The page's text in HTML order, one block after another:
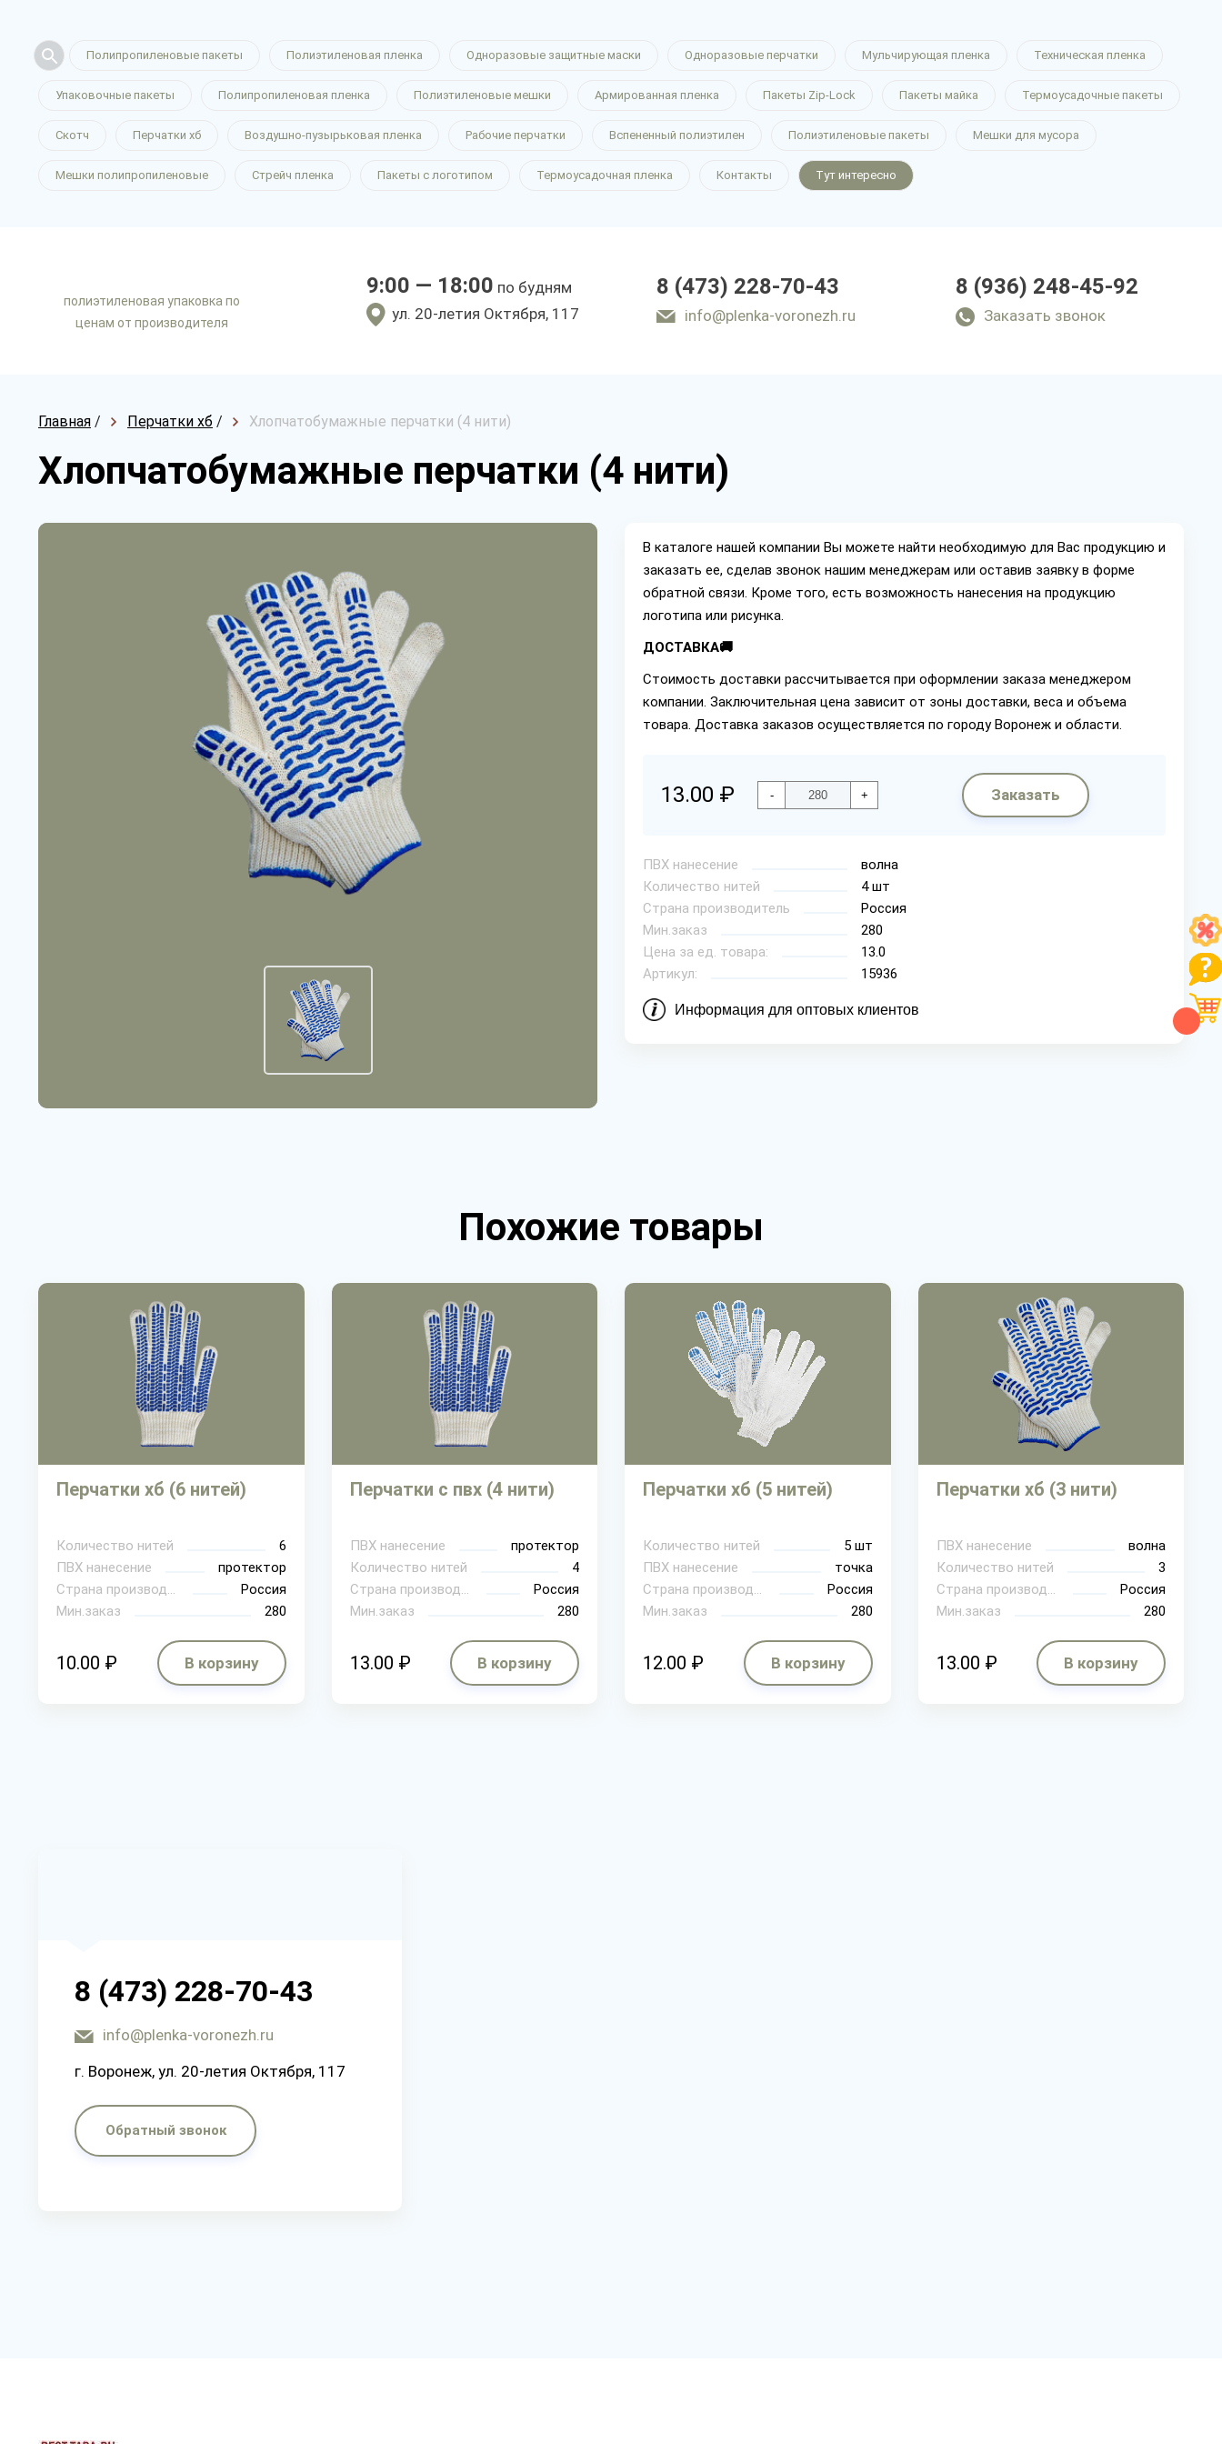
Полипропиленовые пакеты Полиэтиленовая пленка Одноразовые защитные маски Одноразовые перчатки Мульчирующая пленка Техническая пленка
Упаковочные пакеты Полипропиленовая пленка Полиэтиленовые мешки Армированная пленка Пакеты Zip-Lock Пакеты майка Термоусадочные пакеты
Скотч Перчатки хб Воздушно-пузырьковая пленка Рабочие перчатки Вспененный полиэтилен Полиэтиленовые пакеты Мешки для мусора
Мешки полипропиленовые Стрейч пленка Пакеты с логотипом Термоусадочная пленка Контакты Тут интересно
полиэтиленовая упаковка по
ценам от производителя
9:00 — 18:00 по будням
ул. 20-летия Октября, 117
8 (473) 228-70-43
info@plenka-voronezh.ru
8 (936) 248-45-92
Заказать звонок
Главная / Перчатки хб / Хлопчатобумажные перчатки (4 нити)
Хлопчатобумажные перчатки (4 нити)
В каталоге нашей компании Вы можете найти необходимую для Вас продукцию и
заказать ее, сделав звонок нашим менеджерам или оставив заявку в форме
обратной связи. Кроме того, есть возможность нанесения на продукцию
логотипа или рисунка.
ДОСТАВКА🚚
Стоимость доставки рассчитывается при оформлении заказа менеджером
компании. Заключительная цена зависит от зоны доставки, веса и объема
товара. Доставка заказов осуществляется по городу Воронеж и области.
13.00 ₽ - + Заказать
ПВХ нанесение
волна
Количество нитей
4 шт
Страна производитель
Россия
Мин.заказ
280
Цена за ед. товара:
13.0
Артикул:
15936
Информация для оптовых клиентов
Похожие товары
Перчатки хб (6 нитей)
Количество нитей
6
ПВХ нанесение
протектор
Страна производитель
Россия
Мин.заказ
280
10.00 ₽ В корзину
Перчатки с пвх (4 нити)
ПВХ нанесение
протектор
Количество нитей
4
Страна производитель
Россия
Мин.заказ
280
13.00 ₽ В корзину
Перчатки хб (5 нитей)
Количество нитей
5 шт
ПВХ нанесение
точка
Страна производитель
Россия
Мин.заказ
280
12.00 ₽ В корзину
Перчатки хб (3 нити)
ПВХ нанесение
волна
Количество нитей
3
Страна производитель
Россия
Мин.заказ
280
13.00 ₽ В корзину
8 (473) 228-70-43
info@plenka-voronezh.ru
г. Воронеж, ул. 20-летия Октября, 117
Обратный звонок